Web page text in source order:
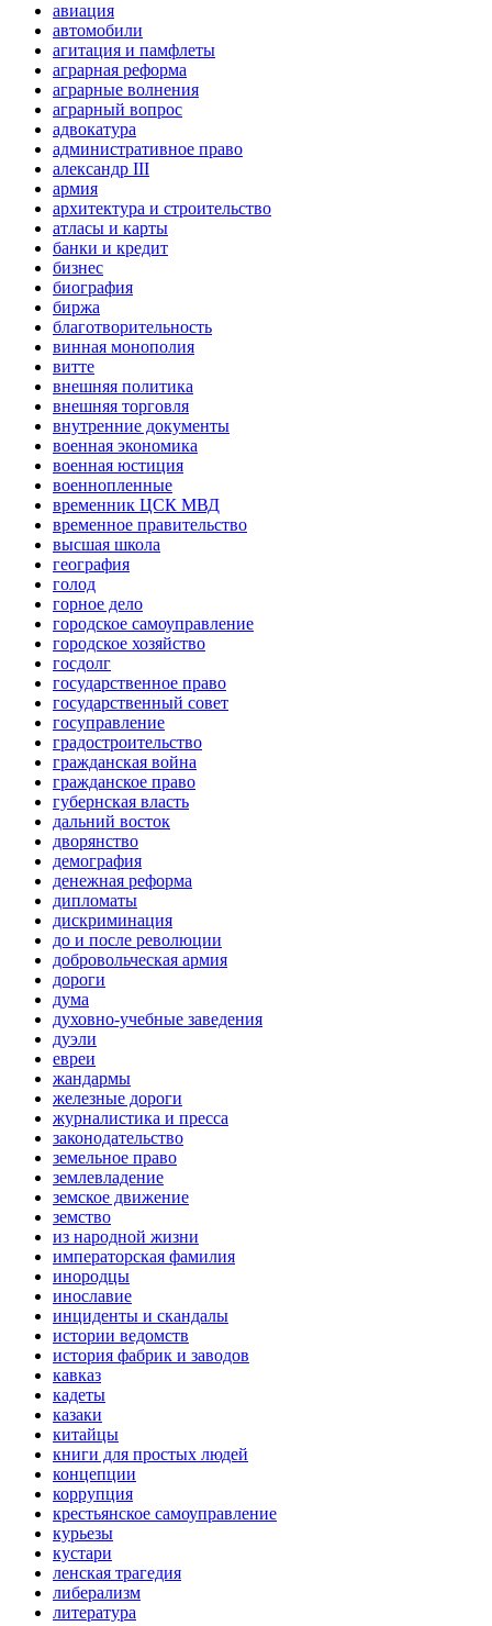
авиация
автомобили
агитация и памфлеты
аграрная реформа
аграрные волнения
аграрный вопрос
адвокатура
административное право
александр III
армия
архитектура и строительство
атласы и карты
банки и кредит
бизнес
биография
биржа
благотворительность
винная монополия
витте
внешняя политика
внешняя торговля
внутренние документы
военная экономика
военная юстиция
военнопленные
временник ЦСК МВД
временное правительство
высшая школа
география
голод
горное дело
городское самоуправление
городское хозяйство
госдолг
государственное право
государственный совет
госуправление
градостроительство
гражданская война
гражданское право
губернская власть
дальний восток
дворянство
демография
денежная реформа
дипломаты
дискриминация
до и после революции
добровольческая армия
дороги
дума
духовно-учебные заведения
дуэли
евреи
жандармы
железные дороги
журналистика и пресса
законодательство
земельное право
землевладение
земское движение
земство
из народной жизни
императорская фамилия
инородцы
инославие
инциденты и скандалы
истории ведомств
история фабрик и заводов
кавказ
кадеты
казаки
китайцы
книги для простых людей
концепции
коррупция
крестьянское самоуправление
курьезы
кустари
ленская трагедия
либерализм
литература